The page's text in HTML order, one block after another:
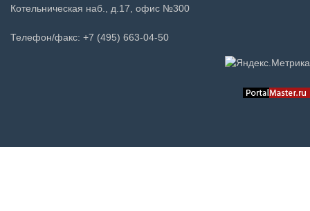
Котельническая наб., д.17, офис №300
Телефон/факс: +7 (495) 663-04-50